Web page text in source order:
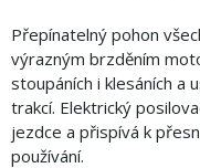
Přepínatelný pohon
výrazným brzděním
stoupáních i klesáních a
trakcí. Elektrický
jezdce a přispívá k
používání.